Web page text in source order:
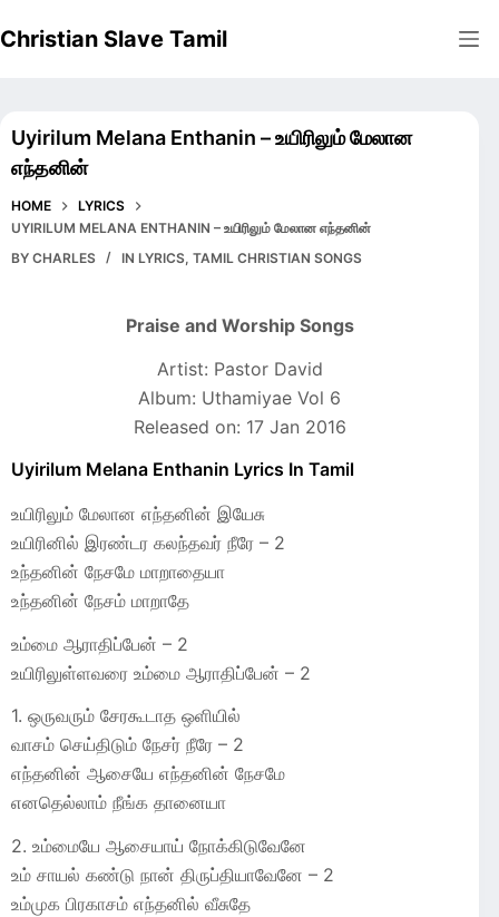
to
Christian Slave Tamil
Uyirilum Melana Enthanin – உயிரிலும் மேலான
எந்தனின்
HOME
LYRICS
UYIRILUM MELANA ENTHANIN – உயிரிலும் மேலான எந்தனின்
BY CHARLES IN LYRICS,TAMIL CHRISTIAN SONGS
Praise and Worship Songs
Artist: Pastor David
Album: Uthamiyae Vol 6
Released on: 17 Jan 2016
Uyirilum Melana Enthanin Lyrics In Tamil
உயிரிலும் மேலான எந்தனின் இயேசு
உயிரினில் இரண்டர கலந்தவர் நீரே – 2
உந்தனின் நேசமே மாறாதையா
உந்தனின் நேசம் மாறாதே
உம்மை ஆராதிப்பேன் – 2
உயிரிலுள்ளவரை உம்மை ஆராதிப்பேன் – 2
1. ஒருவரும் சேரகூடாத ஒளியில்
வாசம் செய்திடும் நேசர் நீரே – 2
எந்தனின் ஆசையே எந்தனின் நேசமே
எனதெல்லாம் நீங்க தானையா
2. உம்மையே ஆசையாய் நோக்கிடுவேனே
உம் சாயல் கண்டு நான் திருப்தியாவேனே – 2
உம்முக பிரகாசம் எந்தனில் வீசுதே